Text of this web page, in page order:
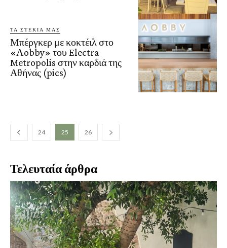
ΤΑ ΣΤΕΚΙΑ ΜΑΣ
Μπέργκερ με κοκτέιλ στο
«Λobby» του Electra
Metropolis στην καρδιά της
Αθήνας (pics)
24 25 26
Τελευταία άρθρα